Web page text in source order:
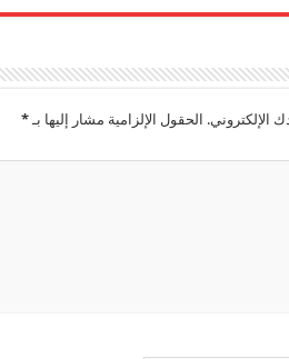
الإلكتروني. الحقول الإلزامية مشار إليها بـ *